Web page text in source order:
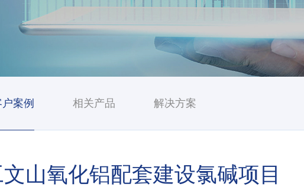
案例 相关产品 解决方案
山氧化铝配套建设氯碱项目